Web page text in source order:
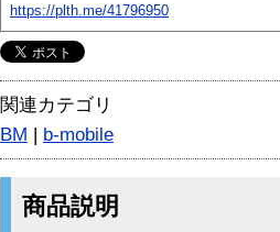
https://plth.me/41796950
関連カテゴリ
BM | b-mobile
商品説明